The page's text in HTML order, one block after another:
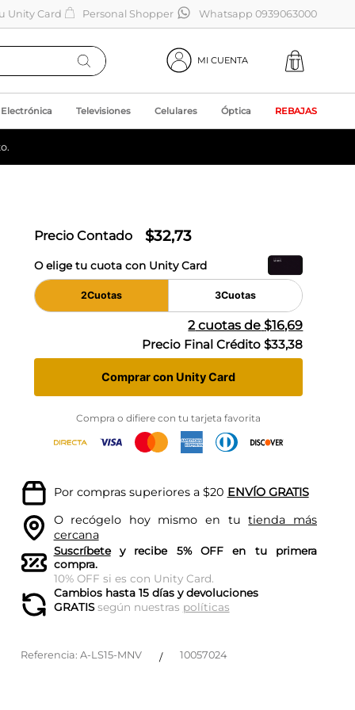
Unity Card Personal Shopper Whatsapp 0939063000
MI CUENTA
Electrónica Televisiones Celulares Óptica REBAJAS
Precio Contado $32,73
O elige tu cuota con Unity Card
2Cuotas 3Cuotas
2cuotas de $16,69
Precio Final Crédito $33,38
Comprar con Unity Card
Compra o difiere con tu tarjeta favorita
Por compras superiores a $20 ENVÍO GRATIS
O recógelo hoy mismo en tutienda más
cercana
Suscríbetey recibe 5% OFF en tu primera
compra.
10% OFF si es con Unity Card.
Cambios hasta 15 días y devoluciones
GRATISsegún nuestras políticas
Referencia: A-LS15-MNV / 10057024